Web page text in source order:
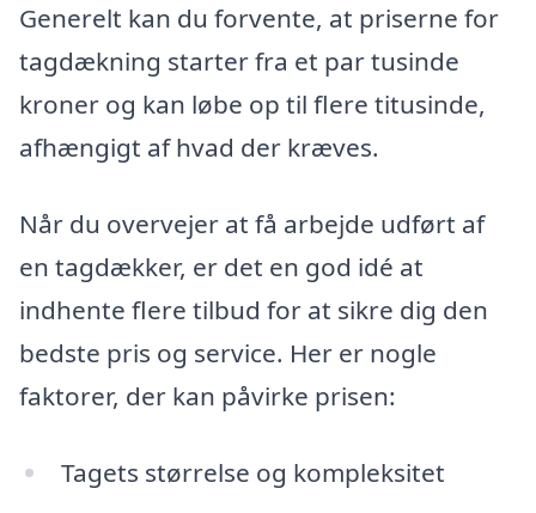
Generelt kan du forvente, at priserne for
tagdækning starter fra et par tusinde
kroner og kan løbe op til flere titusinde,
afhængigt af hvad der kræves.
Når du overvejer at få arbejde udført af
en tagdækker, er det en god idé at
indhente flere tilbud for at sikre dig den
bedste pris og service. Her er nogle
faktorer, der kan påvirke prisen:
Tagets størrelse og kompleksitet